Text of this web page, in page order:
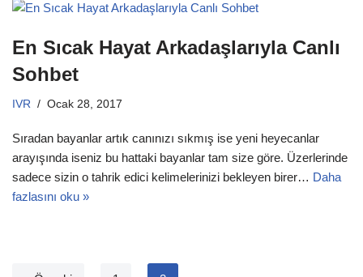
En Sıcak Hayat Arkadaşlarıyla Canlı
Sohbet
IVR Ocak 28, 2017
Sıradan bayanlar artık canınızı sıkmış ise yeni heyecanlar
arayışında iseniz bu hattaki bayanlar tam size göre. Üzerlerinde
sadece sizin o tahrik edici kelimelerinizi bekleyen birer… Daha
fazlasını oku »